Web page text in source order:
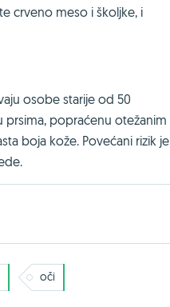
crveno meso i školjke, i
osobe starije od 50
popraćenu otežanim
boja kože. Povećani rizik je
oči